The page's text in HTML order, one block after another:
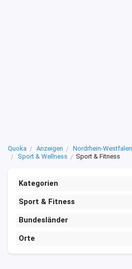
Quoka Anzeigen Nordrhein-Westfalen
Sport & Wellness
Sport & Fitness
Kategorien
Sport & Fitness
Bundesländer
Orte